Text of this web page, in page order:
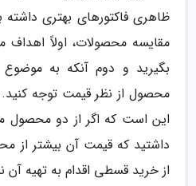
ظاهری فاکتورهای بهتری داشته
مقایسه محصولات، اولاً اهداف
بگیرید و دوم آنکه به
محصول از نظر قیمت توجه کنید.
این است که اگر از دو محصول
داشتید که قیمت آن بیشتر از
از خرید قسطی اقدام به تهیه آن